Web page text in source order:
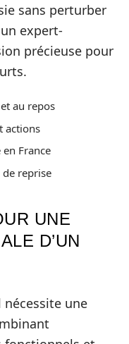
sans perturber
expert-
précieuse pour
au repos
actions
France
reprise
UNE
D’UN
une